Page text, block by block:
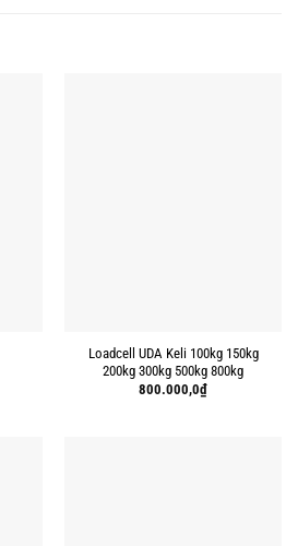
Loadcell UDA Keli 100kg 150kg
200kg 300kg 500kg 800kg
800.000,0₫